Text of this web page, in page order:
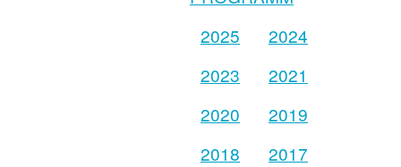
2025
2024
2023
2021
2020
2019
2018
2017